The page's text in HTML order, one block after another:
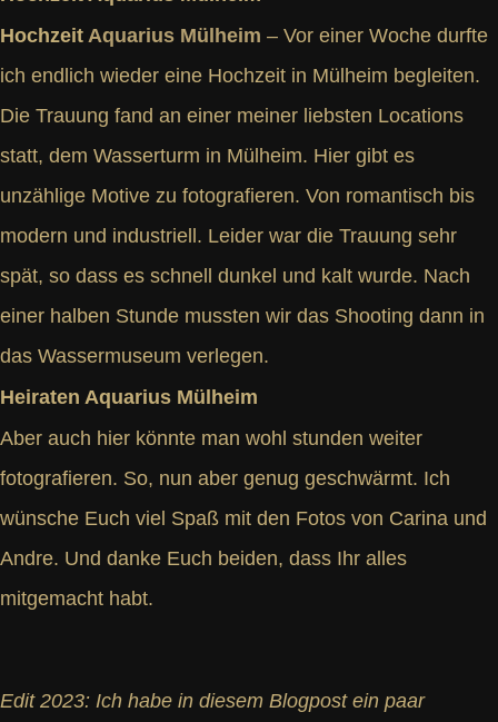
Hochzeit Aquarius Mülheim – Vor einer Woche durfte
ich endlich wieder eine Hochzeit in Mülheim begleiten.
Die Trauung fand an einer meiner liebsten Locations
statt, dem Wasserturm in Mülheim. Hier gibt es
unzählige Motive zu fotografieren. Von romantisch bis
modern und industriell. Leider war die Trauung sehr
spät, so dass es schnell dunkel und kalt wurde. Nach
einer halben Stunde mussten wir das Shooting dann in
das Wassermuseum verlegen.
Heiraten Aquarius Mülheim
Aber auch hier könnte man wohl stunden weiter
fotografieren. So, nun aber genug geschwärmt. Ich
wünsche Euch viel Spaß mit den Fotos von Carina und
Andre. Und danke Euch beiden, dass Ihr alles
mitgemacht habt.
Edit 2023: Ich habe in diesem Blogpost ein paar